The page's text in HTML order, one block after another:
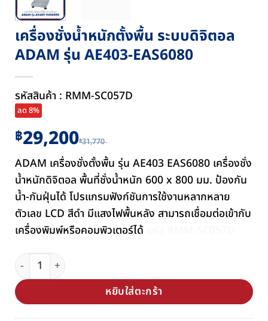
เครื่องชั่งน้ำหนักตั้งพื้น ระบบดิจิตอล
ADAM รุ่น AE403-EAS6080
รหัสสินค้า : RMM-SC057D
ลด 8%
฿31,770
Original
price
was:
฿31,770.
฿29,200
Current
price
is:
฿29,200.
ADAM เครื่องชั่งตั้งพื้น รุ่น AE403 EAS6080 เครื่องชั่ง
น้ำหนักดิจิตอล พื้นที่ชั่งน้ำหนัก 600 x 800 มม. ป้องกัน
น้ำ-กันฝุ่นได้ โปรแกรมฟังก์ชันการใช้งานหลากหลาย
ตัวเลข LCD สีดำ มีแสงไฟพื้นหลัง สามารถเชื่อมต่อเข้ากับ
เครื่องพิมพ์หรือคอมพิวเตอร์ได้
จำนวน เครื่องชั่งน้ำหนักตั้งพื้น ระบบดิจิตอล ADAM รุ่น AE403-
หยิบใส่ตะกร้า